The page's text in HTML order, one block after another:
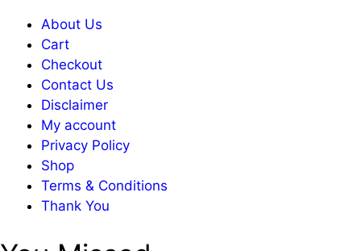
About Us
Cart
Checkout
Contact Us
Disclaimer
My account
Privacy Policy
Shop
Terms & Conditions
Thank You